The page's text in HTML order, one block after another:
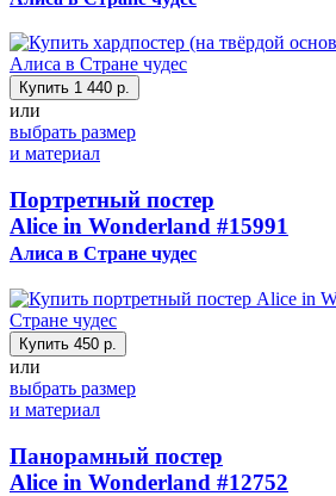
Купить 1 440 р.
или
выбрать размер
и материал
Портретный постер
Alice in Wonderland #15991
Алиса в Стране чудес
Купить 450 р.
или
выбрать размер
и материал
Панорамный постер
Alice in Wonderland #12752